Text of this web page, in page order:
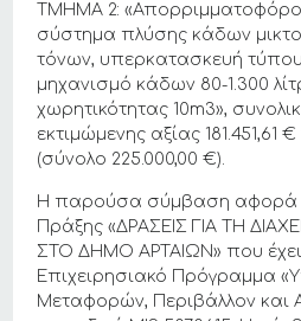
ΤΜΗΜΑ 2:
σύστημα πλύσης κάδων
τόνων, υπερκατασκευή
μηχανισμό κάδων 80-1.300
χωρητικότητας 10m3»,
εκτιμώμενης αξίας 181.451,61
(σύνολο 225.000,00 €).
Η παρούσα σύμβαση αφορά
Πράξης «ΔΡΑΣΕΙΣ ΓΙΑ ΤΗ
ΣΤΟ ΔΗΜΟ ΑΡΤΑΙΩΝ» που έχει
Επιχειρησιακό Πρόγραμμα
Μεταφορών, Περιβάλλον και